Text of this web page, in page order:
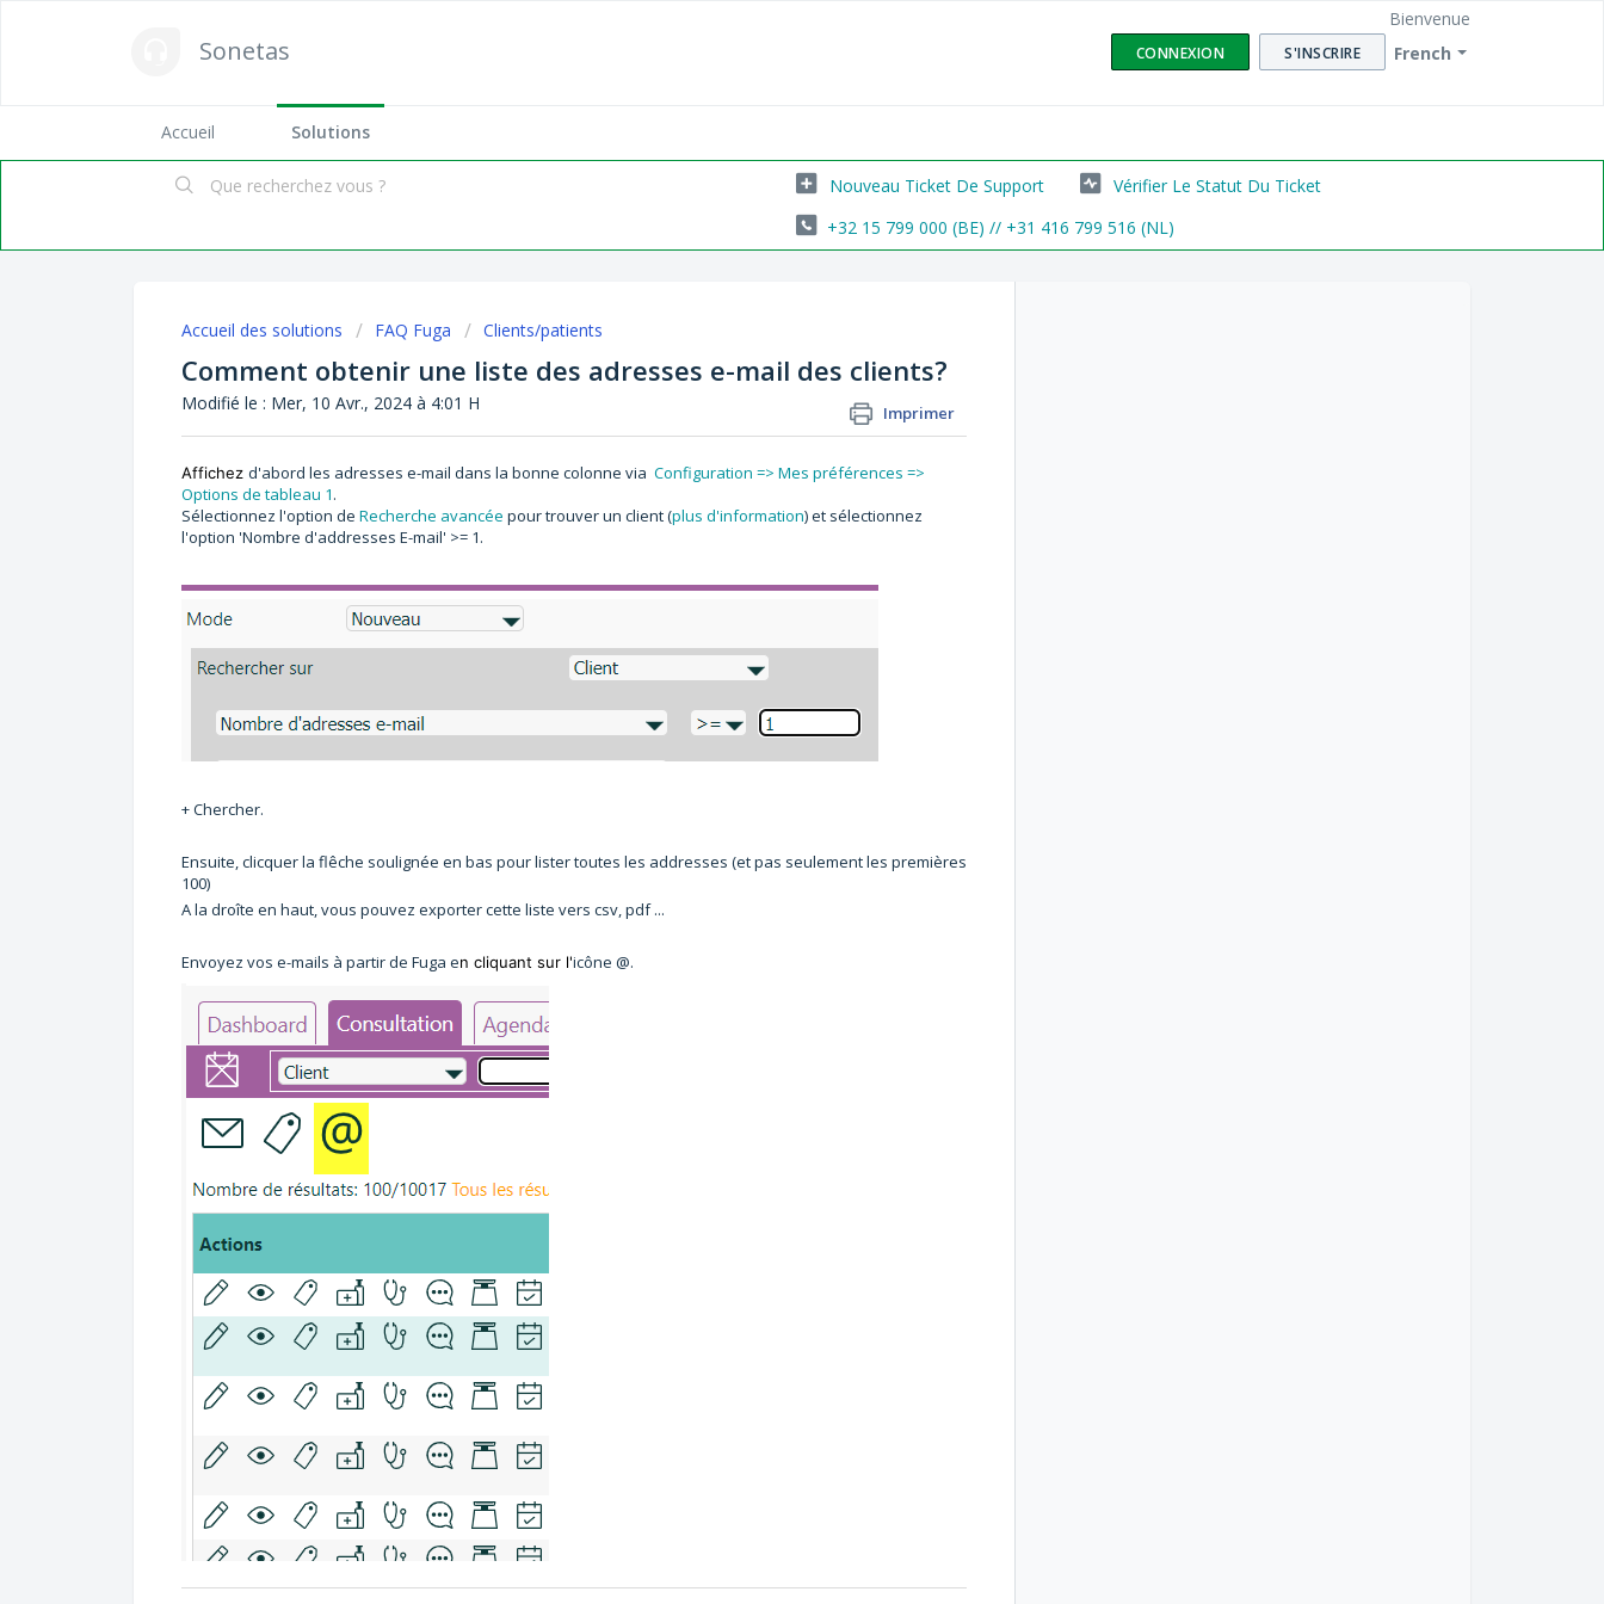
Sonetas French
Bienvenue
CONNEXION S'INSCRIRE
Accueil Solutions
Nouveau Ticket De Support
Vérifier Le Statut Du Ticket
+32 15 799 000 (BE) // +31 416 799 516 (NL)
Accueil des solutions FAQ Fuga Clients/patients
Comment obtenir une liste des adresses e-mail des clients?
Imprimer
Modifié le : Mer, 10 Avr., 2024 à 4:01 H
Affichez d'abord les adresses e-mail dans la bonne colonne via Configuration => Mes préférences =>
Options de tableau 1.
Sélectionnez l'option de Recherche avancée pour trouver un client (plus d'information) et sélectionnez
l'option 'Nombre d'addresses E-mail' >= 1.
+ Chercher.
Ensuite, clicquer la flêche soulignée en bas pour lister toutes les addresses (et pas seulement les premières
100)
A la droîte en haut, vous pouvez exporter cette liste vers csv, pdf ...
Envoyez vos e-mails à partir de Fuga en cliquant sur l'icône @.